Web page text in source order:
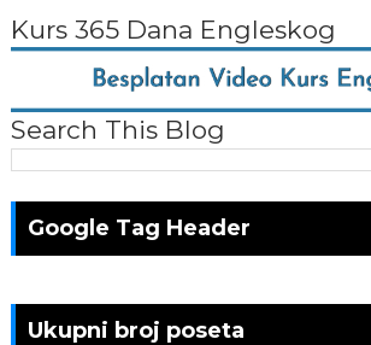
Kurs 365 Dana Engleskog
Search This Blog
Google Tag Header
Ukupni broj poseta